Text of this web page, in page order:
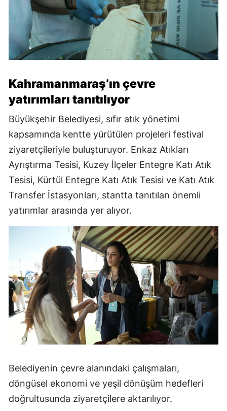
Kahramanmaraş’ın çevre
yatırımları tanıtılıyor
Büyükşehir Belediyesi, sıfır atık yönetimi
kapsamında kentte yürütülen projeleri festival
ziyaretçileriyle buluşturuyor. Enkaz Atıkları
Ayrıştırma Tesisi, Kuzey İlçeler Entegre Katı Atık
Tesisi, Kürtül Entegre Katı Atık Tesisi ve Katı Atık
Transfer İstasyonları, stantta tanıtılan önemli
yatırımlar arasında yer alıyor.
Belediyenin çevre alanındaki çalışmaları,
döngüsel ekonomi ve yeşil dönüşüm hedefleri
doğrultusunda ziyaretçilere aktarılıyor.